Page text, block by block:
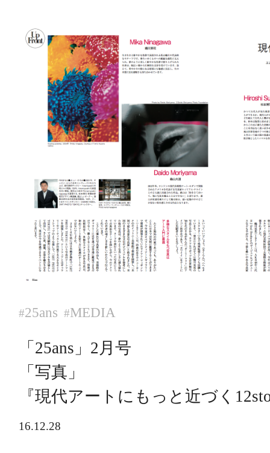
#25ans #MEDIA
「25ans」2月号
「写真」
『現代アートにもっと近づく
16.12.28